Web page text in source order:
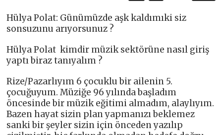
Hülya Polat: Günümüzde aşk kaldımıki siz
sonsuzunu arıyorsunuz ?
Hülya Polat kimdir müzik sektörüne nasıl giriş
yaptı biraz tanıyalım ?
Rize/Pazarlıyım 6 çocuklu bir ailenin 5.
çocuğuyum. Müziğe 96 yılında başladım
öncesinde bir müzik eğitimi almadım, alaylıyım.
Bazen hayat sizin plan yapmanızı beklemez
sanki bir şeyler sizin için önceden yazılıp